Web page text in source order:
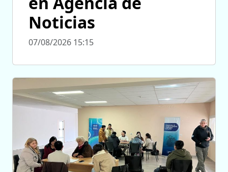
Noticias
07/08/2026 15:15